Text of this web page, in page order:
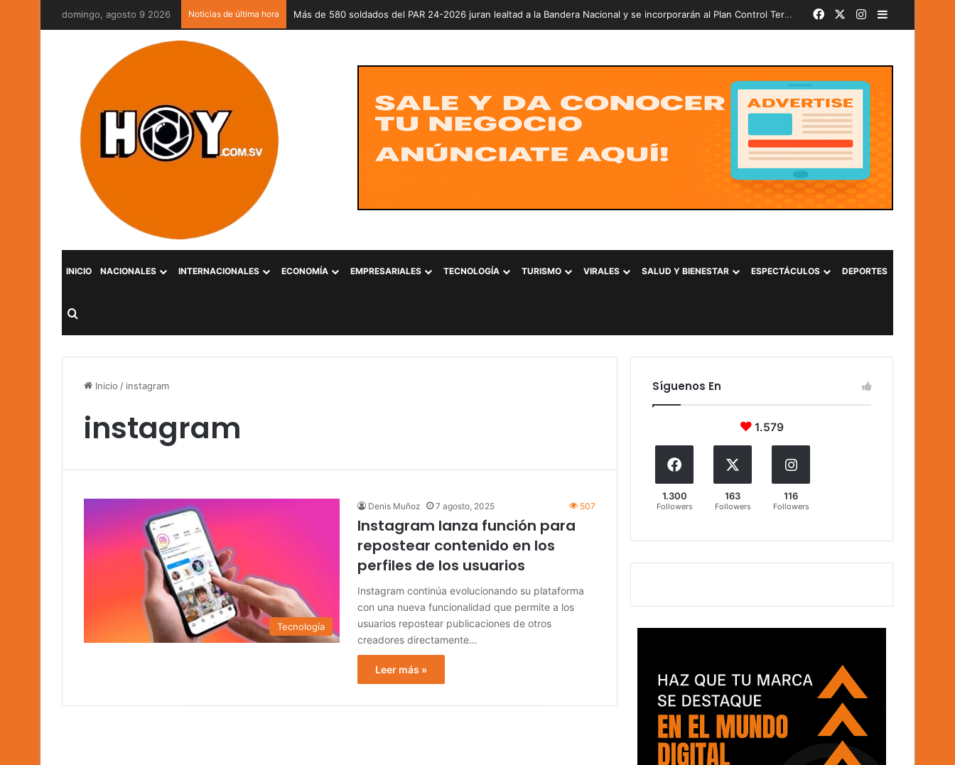
domingo, agosto 9 2026 Noticias de última hora Más de 580 soldados del PAR 24-2026 juran lealtad a la Bandera Nacional y se incorporarán al Plan Control Territorial Facebook Instagram
INICIO NACIONALES INTERNACIONALES ECONOMÍA EMPRESARIALES TECNOLOGÍA TURISMO VIRALES SALUD Y BIENESTAR ESPECTÁCULOS DEPORTES
Buscar por
Inicio / instagram
instagram
Tecnología
Denis Muñoz 7 agosto, 2025 507
Instagram lanza función para
repostear contenido en los
perfiles de los usuarios
Instagram continúa evolucionando su plataforma
con una nueva funcionalidad que permite a los
usuarios repostear publicaciones de otros
creadores directamente…
Leer más »
Síguenos En
1.579
1.300
Followers
163
Followers
116
Followers